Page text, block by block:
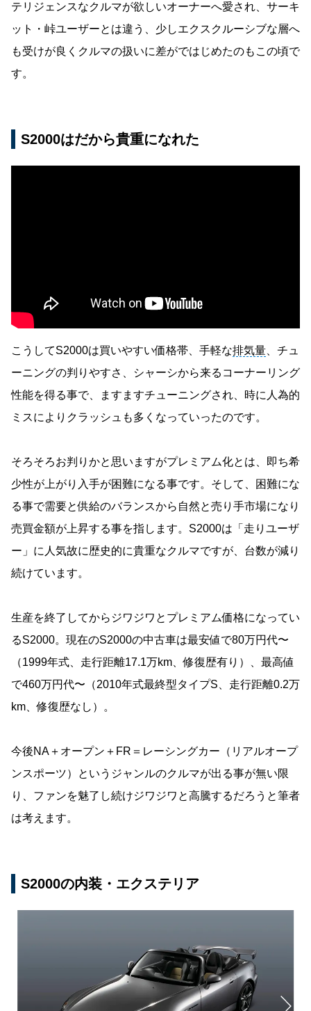
テリジェンスなクルマが欲しいオーナーへ愛され、サーキ
ット・峠ユーザーとは違う、少しエクスクルーシブな層へ
も受けが良くクルマの扱いに差がではじめたのもこの頃で
す。
S2000はだから貴重になれた
こうしてS2000は買いやすい価格帯、手軽な排気量 、チュ
ーニングの判りやすさ、シャーシから来るコーナーリング
性能を得る事で、ますますチューニングされ、時に人為的
ミスによりクラッシュも多くなっていったのです。
そろそろお判りかと思いますがプレミアム化とは、即ち希
少性が上がり入手が困難になる事です。そして、困難にな
る事で需要と供給のバランスから自然と売り手市場になり
売買金額が上昇する事を指します。S2000は「走りユーザ
ー」に人気故に歴史的に貴重なクルマですが、台数が減り
続けています。
生産を終了してからジワジワとプレミアム価格になってい
るS2000。現在のS2000の中古車は最安値で80万円代〜
（1999年式、走行距離17.1万km、修復歴有り）、最高値
で460万円代〜（2010年式最終型タイプS、走行距離0.2万
km、修復歴なし）。
今後NA＋オープン＋FR＝レーシングカー（リアルオープ
ンスポーツ）というジャンルのクルマが出る事が無い限
り、ファンを魅了し続けジワジワと高騰するだろうと筆者
は考えます。
S2000の内装・エクステリア